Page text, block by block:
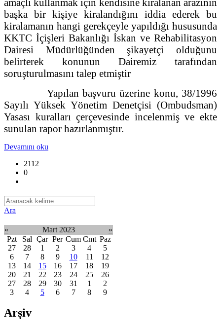
başka bir kişiye kiralandığını iddia ederek bu
kiralamanın hangi gerekçeyle yapıldığı hususunda
KKTC İçişleri Bakanlığı İskan ve Rehabilitasyon
Dairesi Müdürlüğünden şikayetçi olduğunu
belirterek konunun Dairemiz tarafından
soruşturulmasını talep etmiştir
Yapılan başvuru üzerine konu, 38/1996
Sayılı Yüksek Yönetim Denetçisi (Ombudsman)
Yasası kuralları çerçevesinde incelenmiş ve ekte
sunulan rapor hazırlanmıştır.
Devamını oku
2112
0
Ara
« Mart 2023
»
Pzt
Sal Çar Per Cum Cmt Paz
27
28 1 2 3 4
5
6
7 8 9 10 11
12
13
14 15 16 17 18
19
20
21 22 23 24 25
26
27
28 29 30 31 1
2
3
4 5 6 7 8 9
Arşiv